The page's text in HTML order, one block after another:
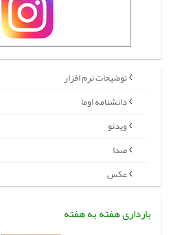
توضیحات نرم افزار
دانشنامه اوما
ویدئو
صدا
عکس
بارداری هفته به هفته